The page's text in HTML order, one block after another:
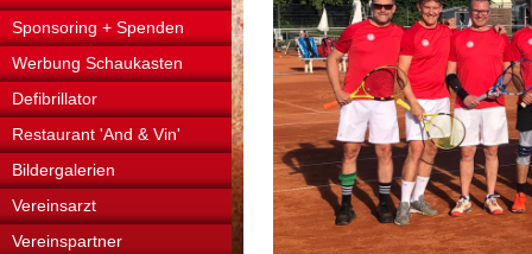
Sponsoring + Spenden
Werbung Schaukasten
Defibrillator
Restaurant 'And & Vin'
Bildergalerien
Vereinsarzt
Vereinspartner